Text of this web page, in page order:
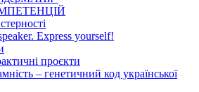
Express yourself!
проєкти
– генетичний код української